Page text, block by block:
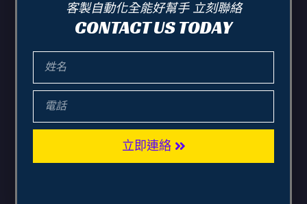
客製自動化全能好幫手 立刻聯絡
CONTACT US TODAY
立即連絡